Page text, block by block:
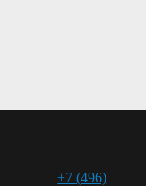
+7 (496)